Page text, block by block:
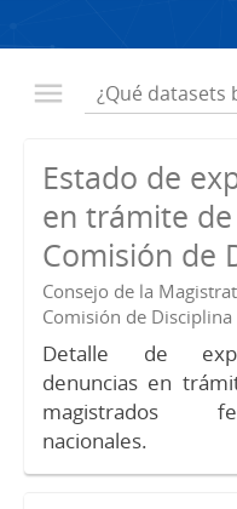
Estado de
en trámite de
Comisión de
Consejo de la
Comisión de Disciplina
Detalle de
denuncias en
magistrados
nacionales.